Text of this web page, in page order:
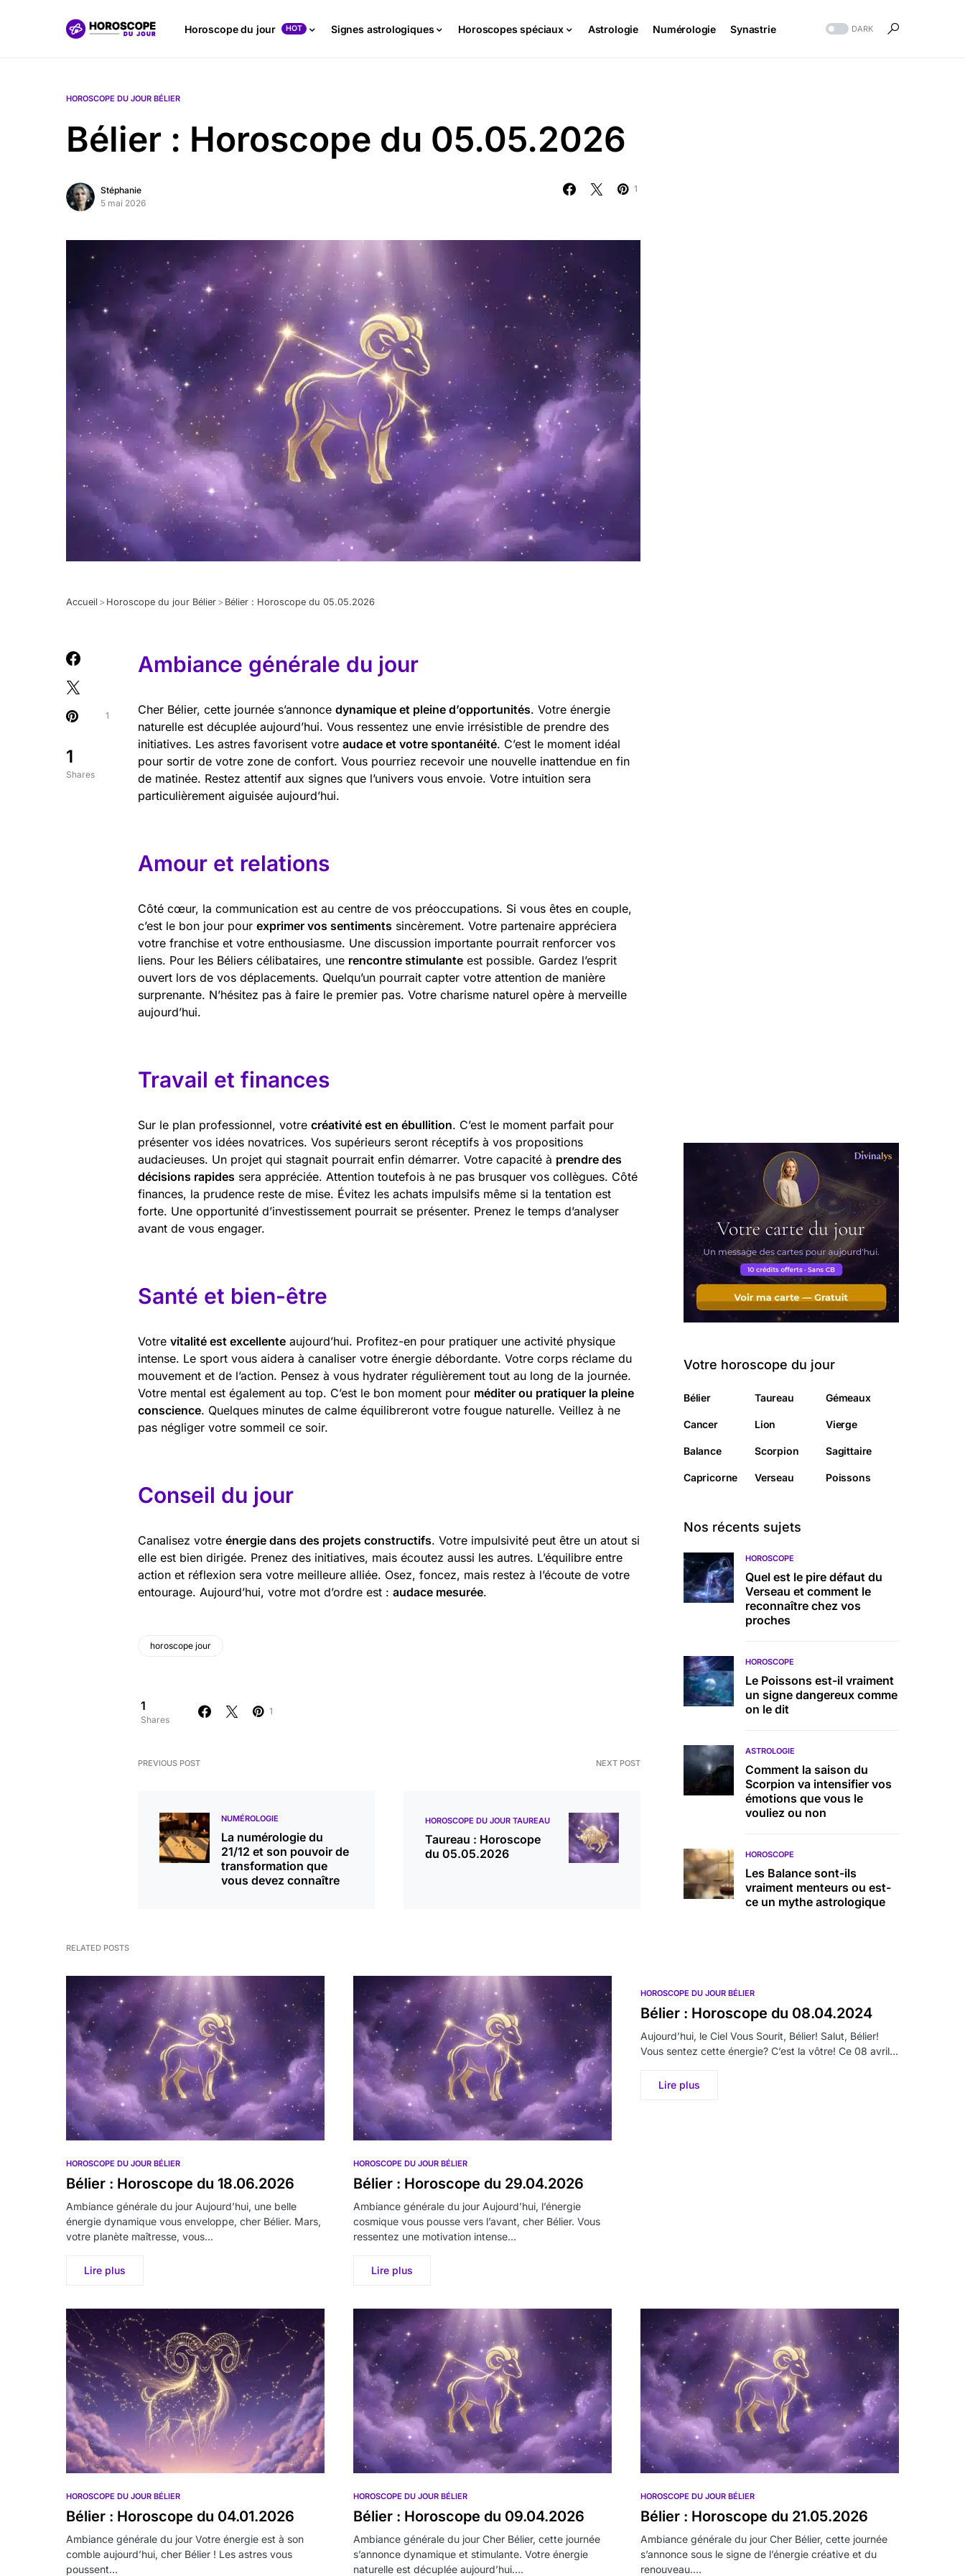
Horoscope du jour HOT Signes astrologiques Horoscopes spéciaux Astrologie Numérologie Synastrie DARK
HOROSCOPE DU JOUR BÉLIER
Bélier : Horoscope du 05.05.2026
Stéphanie
5 mai 2026
1
Accueil > Horoscope du jour Bélier > Bélier : Horoscope du 05.05.2026
1
Shares
1
Ambiance générale du jour
Cher Bélier, cette journée s’annonce dynamique et pleine d’opportunités. Votre énergie
naturelle est décuplée aujourd’hui. Vous ressentez une envie irrésistible de prendre des
initiatives. Les astres favorisent votre audace et votre spontanéité. C’est le moment idéal
pour sortir de votre zone de confort. Vous pourriez recevoir une nouvelle inattendue en fin
de matinée. Restez attentif aux signes que l’univers vous envoie. Votre intuition sera
particulièrement aiguisée aujourd’hui.
Amour et relations
Côté cœur, la communication est au centre de vos préoccupations. Si vous êtes en couple,
c’est le bon jour pour exprimer vos sentiments sincèrement. Votre partenaire appréciera
votre franchise et votre enthousiasme. Une discussion importante pourrait renforcer vos
liens. Pour les Béliers célibataires, une rencontre stimulante est possible. Gardez l’esprit
ouvert lors de vos déplacements. Quelqu’un pourrait capter votre attention de manière
surprenante. N’hésitez pas à faire le premier pas. Votre charisme naturel opère à merveille
aujourd’hui.
Travail et finances
Sur le plan professionnel, votre créativité est en ébullition. C’est le moment parfait pour
présenter vos idées novatrices. Vos supérieurs seront réceptifs à vos propositions
audacieuses. Un projet qui stagnait pourrait enfin démarrer. Votre capacité à prendre des
décisions rapides sera appréciée. Attention toutefois à ne pas brusquer vos collègues. Côté
finances, la prudence reste de mise. Évitez les achats impulsifs même si la tentation est
forte. Une opportunité d’investissement pourrait se présenter. Prenez le temps d’analyser
avant de vous engager.
Santé et bien-être
Votre vitalité est excellente aujourd’hui. Profitez-en pour pratiquer une activité physique
intense. Le sport vous aidera à canaliser votre énergie débordante. Votre corps réclame du
mouvement et de l’action. Pensez à vous hydrater régulièrement tout au long de la journée.
Votre mental est également au top. C’est le bon moment pour méditer ou pratiquer la pleine
conscience. Quelques minutes de calme équilibreront votre fougue naturelle. Veillez à ne
pas négliger votre sommeil ce soir.
Conseil du jour
Canalisez votre énergie dans des projets constructifs. Votre impulsivité peut être un atout si
elle est bien dirigée. Prenez des initiatives, mais écoutez aussi les autres. L’équilibre entre
action et réflexion sera votre meilleure alliée. Osez, foncez, mais restez à l’écoute de votre
entourage. Aujourd’hui, votre mot d’ordre est : audace mesurée.
horoscope jour
1
Shares
1
PREVIOUS POST
NUMÉROLOGIE
La numérologie du
21/12 et son pouvoir de
transformation que
vous devez connaître
NEXT POST
HOROSCOPE DU JOUR TAUREAU
Taureau : Horoscope
du 05.05.2026
Votre horoscope du jour
Bélier Taureau Gémeaux
Cancer Lion Vierge
Balance Scorpion Sagittaire
Capricorne Verseau Poissons
Nos récents sujets
HOROSCOPE
Quel est le pire défaut du
Verseau et comment le
reconnaître chez vos
proches
HOROSCOPE
Le Poissons est-il vraiment
un signe dangereux comme
on le dit
ASTROLOGIE
Comment la saison du
Scorpion va intensifier vos
émotions que vous le
vouliez ou non
HOROSCOPE
Les Balance sont-ils
vraiment menteurs ou est-
ce un mythe astrologique
RELATED POSTS
HOROSCOPE DU JOUR BÉLIER
Bélier : Horoscope du 18.06.2026
Ambiance générale du jour Aujourd’hui, une belle
énergie dynamique vous enveloppe, cher Bélier. Mars,
votre planète maîtresse, vous…
Lire plus
HOROSCOPE DU JOUR BÉLIER
Bélier : Horoscope du 29.04.2026
Ambiance générale du jour Aujourd’hui, l’énergie
cosmique vous pousse vers l’avant, cher Bélier. Vous
ressentez une motivation intense…
Lire plus
HOROSCOPE DU JOUR BÉLIER
Bélier : Horoscope du 08.04.2024
Aujourd’hui, le Ciel Vous Sourit, Bélier! Salut, Bélier!
Vous sentez cette énergie? C’est la vôtre! Ce 08 avril…
Lire plus
HOROSCOPE DU JOUR BÉLIER
Bélier : Horoscope du 04.01.2026
Ambiance générale du jour Votre énergie est à son
comble aujourd’hui, cher Bélier ! Les astres vous
poussent…
HOROSCOPE DU JOUR BÉLIER
Bélier : Horoscope du 09.04.2026
Ambiance générale du jour Cher Bélier, cette journée
s’annonce dynamique et stimulante. Votre énergie
naturelle est décuplée aujourd’hui.…
HOROSCOPE DU JOUR BÉLIER
Bélier : Horoscope du 21.05.2026
Ambiance générale du jour Cher Bélier, cette journée
s’annonce sous le signe de l’énergie créative et du
renouveau.…